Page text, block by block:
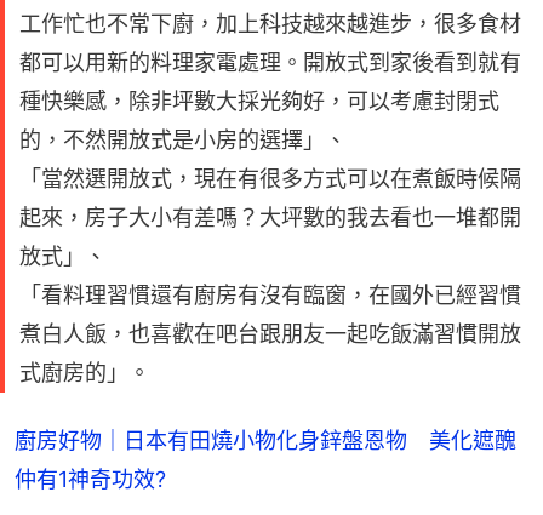
工作忙也不常下廚，加上科技越來越進步，很多食材
都可以用新的料理家電處理。開放式到家後看到就有
種快樂感，除非坪數大採光夠好，可以考慮封閉式
的，不然開放式是小房的選擇」、
「當然選開放式，現在有很多方式可以在煮飯時候隔
起來，房子大小有差嗎？大坪數的我去看也一堆都開
放式」、
「看料理習慣還有廚房有沒有臨窗，在國外已經習慣
煮白人飯，也喜歡在吧台跟朋友一起吃飯滿習慣開放
式廚房的」。
廚房好物｜日本有田燒小物化身鋅盤恩物 美化遮醜
仲有1神奇功效?